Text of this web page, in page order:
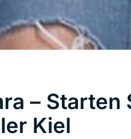
– Starten
Kiel